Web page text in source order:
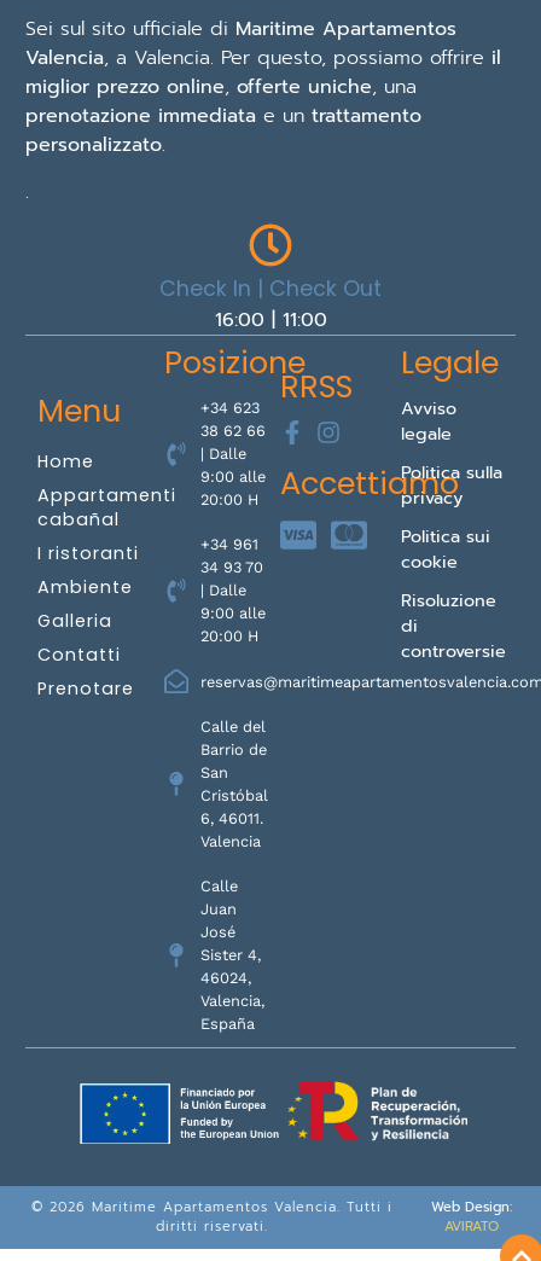
Sei sul sito ufficiale di Maritime Apartamentos
Valencia, a Valencia. Per questo, possiamo offrire il
miglior prezzo online, offerte uniche, una
prenotazione immediatae un trattamento
personalizzato.
.
Check In | Check Out
16:00 | 11:00
Menu
Home
Appartamenti
cabañal
I ristoranti
Ambiente
Galleria
Contatti
Prenotare
Posizione
+34 623
38 62 66
| Dalle
9:00 alle
20:00 H
+34 961
34 93 70
| Dalle
9:00 alle
20:00 H
Calle del
Barrio de
San
Cristóbal
6, 46011.
Valencia
Calle
Juan
José
Sister 4,
46024,
Valencia,
España
RRSS
Accettiamo
Legale
Avviso
legale
Politica sulla
privacy
Politica sui
cookie
Risoluzione
di
controversie
© 2026 Maritime Apartamentos Valencia. Tutti i
diritti riservati.
Web Design:
AVIRATO